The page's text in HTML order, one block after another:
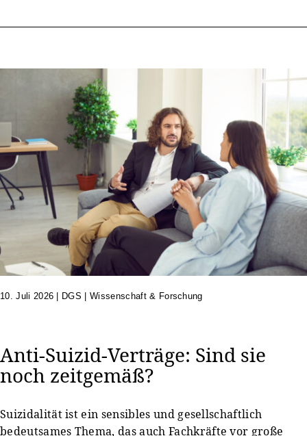
10. Juli 2026 DGS | Wissenschaft & Forschung
Anti-Suizid-Verträge: Sind sie
noch zeitgemäß?
Suizidalität ist ein sensibles und gesellschaftlich
bedeutsames Thema, das auch Fachkräfte vor große